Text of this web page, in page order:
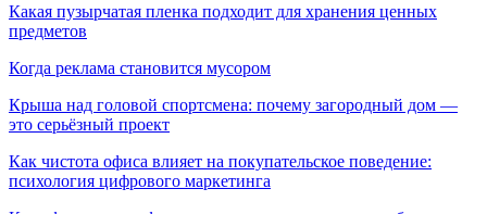
Какая пузырчатая пленка подходит для хранения ценных
предметов
Когда реклама становится мусором
Крыша над головой спортсмена: почему загородный дом —
это серьёзный проект
Как чистота офиса влияет на покупательское поведение:
психология цифрового маркетинга